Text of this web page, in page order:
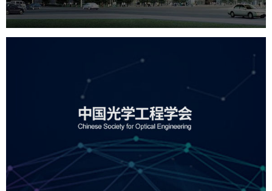
中国光学工程学会
机构组织 国企 品牌官网 网站建设 网站设计